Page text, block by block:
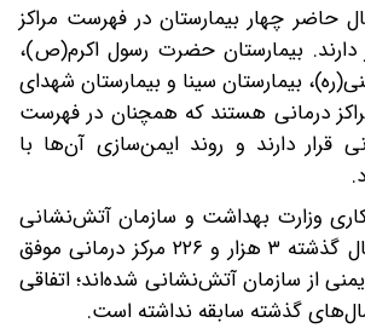
حاضر چهار بیمارستان در فهرست مراکز
دارند. بیمارستان حضرت رسول اکرم(ص)،
بیمارستان سینا و بیمارستان شهدای
درمانی هستند که همچنان در فهرست
قرار دارند و روند ایمن‌سازی آن‌ها با
وزارت بهداشت و سازمان آتش‌نشانی
اظهار کرد: در سه سال گذشته ۳ هزار و ۲۲۶ مرکز درمانی موفق
از سازمان آتش‌نشانی شده‌اند؛ اتفاقی
گذشته سابقه نداشته است.